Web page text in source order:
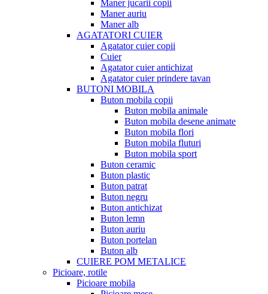
Maner jucarii copii
Maner auriu
Maner alb
AGATATORI CUIER
Agatator cuier copii
Cuier
Agatator cuier antichizat
Agatator cuier prindere tavan
BUTONI MOBILA
Buton mobila copii
Buton mobila animale
Buton mobila desene animate
Buton mobila flori
Buton mobila fluturi
Buton mobila sport
Buton ceramic
Buton plastic
Buton patrat
Buton negru
Buton antichizat
Buton lemn
Buton auriu
Buton portelan
Buton alb
CUIERE POM METALICE
Picioare, rotile
Picioare mobila